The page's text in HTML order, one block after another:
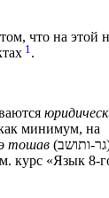
что на этой
1.
минимум, на
тошав (גר-ותושב),
курс «Язык 8-